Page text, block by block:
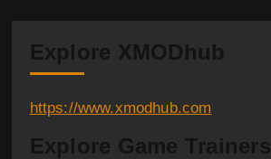
Explore XMODhub
https://www.xmodhub.com
Explore Game Trainers